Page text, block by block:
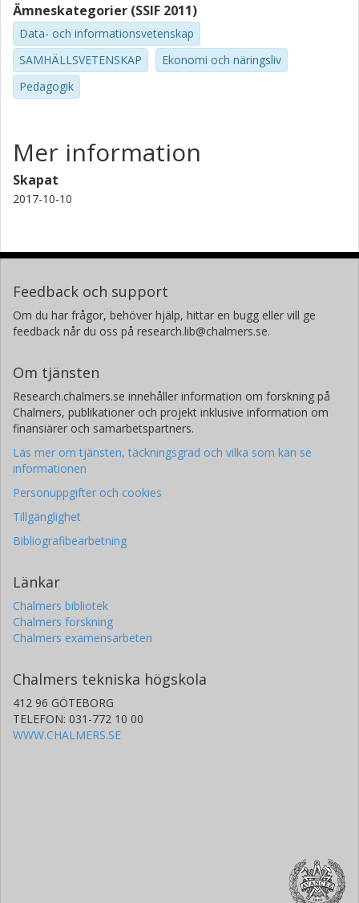
Ämneskategorier (SSIF 2011)
Data- och informationsvetenskap
SAMHÄLLSVETENSKAP
Ekonomi och näringsliv
Pedagogik
Mer information
Skapat
2017-10-10
Feedback och support
Om du har frågor, behöver hjälp, hittar en bugg eller vill ge
feedback når du oss på research.lib@chalmers.se.
Om tjänsten
Research.chalmers.se innehåller information om forskning på
Chalmers, publikationer och projekt inklusive information om
finansiärer och samarbetspartners.
Läs mer om tjänsten, täckningsgrad och vilka som kan se
informationen
Personuppgifter och cookies
Tillgänglighet
Bibliografibearbetning
Länkar
Chalmers bibliotek
Chalmers forskning
Chalmers examensarbeten
Chalmers tekniska högskola
412 96 GÖTEBORG
TELEFON: 031-772 10 00
WWW.CHALMERS.SE